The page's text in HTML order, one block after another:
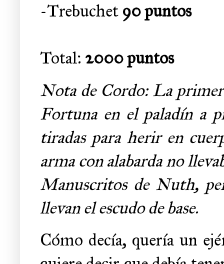
-Trebuchet 90 puntos
Total: 2000 puntos
Nota de Cordo: La
Fortuna en el paladín a
tiradas para herir en
arma con alabarda no
Manuscritos de Nuth,
llevan el escudo de base.
Cómo decía, quería un